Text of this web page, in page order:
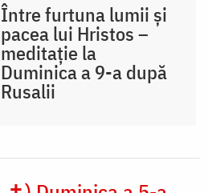
Între furtuna lumii și
pacea lui Hristos –
meditație la
Duminica a 9-a după
Rusalii